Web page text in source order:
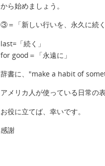
から始めましょう。
③＝「新しい行いを、永久に続
last=「続く」
for good＝「永遠に」
辞書に、"make a habit of
アメリカ人が使っている日常の
お役に立てば、幸いです。
感謝